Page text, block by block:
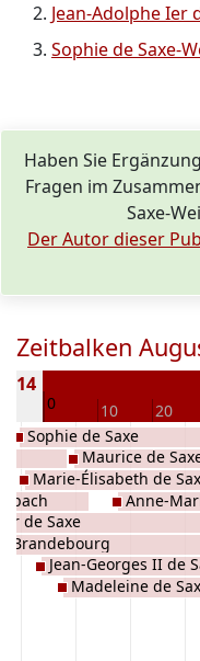
Jean-Adolphe Ier
Sophie de Saxe-
Haben Sie
Fragen im
Saxe-
Der Autor dieser
Zeitbalken
0 10 20
de Saxe
Brandebourg
Sophie de Saxe
Marie-Élisabeth de
Jean-Georges II de
Madeleine de
Maurice de
Anne-